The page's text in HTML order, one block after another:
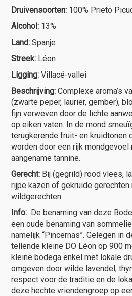
Druivensoorten: 100% Prieto
Alcohol: 13%
Land:Spanje
Streek: Léon
Ligging: Villacé-vallei
Beschrijving: Complexe aroma’s
(zwarte peper, laurier, gember),
fijn verweven door de lichte
op eiken vaten. In de mond
terugkerende fruit- en kruidtonen
worden door een rijk
aangename tannine.
Gerecht: Bij (gegrild) rood vlees,
rijpe kazen of gekruide
wildgerechten.
Info: De benaming van deze
een oude benaming van
namelijk “Pincernas”. Gelegen in
tellende kleine DO Léon op 900
kleine bodega enkel met lokale
omgeven door wilde lavendel,
respect voor de traditie en de
deze hechte vriendengroep op